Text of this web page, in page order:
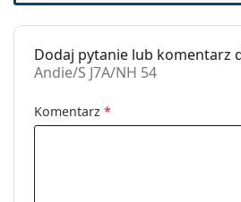
Dodaj pytanie lub komentarz
Andie/S J7A/NH 54
Komentarz *